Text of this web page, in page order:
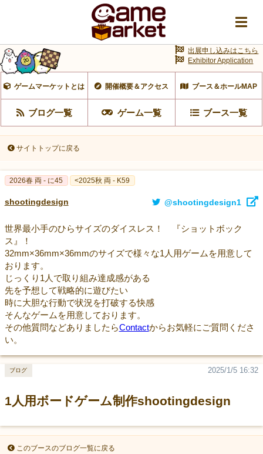
ゲームマーケットとは 開催概要＆アクセス ブース＆ホールMAP
ブログ一覧 ゲーム一覧 ブース一覧
出展申し込みはこちら
Exhibitor Application
サイトトップに戻る
2026春 両 - に45 <2025秋 両 - K59
shootingdesign @shootingdesign1
世界最小手のひらサイズのダイスレス！ 『ショットボック
ス』！
32mm×36mm×36mmのサイズで様々な1人用ゲームを用意して
おります。
じっくり1人で取り組み達成感がある
先を予想して戦略的に遊びたい
時に大胆な行動で状況を打破する快感
そんなゲームを用意しております。
その他質問などありましたらContactからお気軽にご質問くださ
い。
1人用ボードゲーム制作shootingdesign
2025/1/5 16:32
ブログ
このブースのブログ一覧に戻る